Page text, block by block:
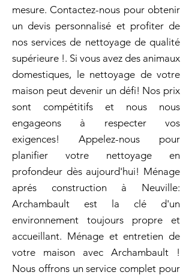
mesure. Contactez-nous pour obtenir
un devis personnalisé et profiter de
nos services de nettoyage de qualité
supérieure !. Si vous avez des animaux
domestiques, le nettoyage de votre
maison peut devenir un défi! Nos prix
sont compétitifs et nous nous
engageons à respecter vos
exigences! Appelez-nous pour
planifier votre nettoyage en
profondeur dès aujourd'hui! Ménage
aprés construction à Neuville:
Archambault est la clé d'un
environnement toujours propre et
accueillant. Ménage et entretien de
votre maison avec Archambault !
Nous offrons un service complet pour